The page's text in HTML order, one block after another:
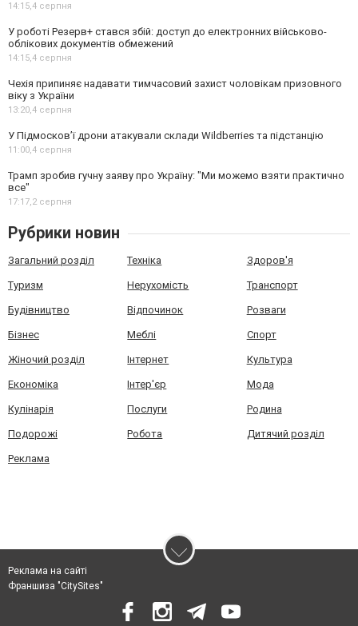
14:15,4 серпня
У роботі Резерв+ стався збій: доступ до електронних військово-
облікових документів обмежений
14:15,4 серпня
Чехія припиняє надавати тимчасовий захист чоловікам призовного
віку з України
13:20,4 серпня
У Підмосков’ї дрони атакували склади Wildberries та підстанцію
11:00,4 серпня
Трамп зробив гучну заяву про Україну: "Ми можемо взяти практично
все"
17:17,2 серпня
Рубрики новин
Загальний розділ Техніка Здоров'я
Туризм Нерухомість Транспорт
Будівництво Відпочинок Розваги
Бізнес Меблі Спорт
Жіночий розділ Інтернет Культура
Економіка Інтер'єр Мода
Кулінарія Послуги Родина
Подорожі Робота Дитячий розділ
Реклама
Реклама на сайті
Франшиза "CitySites"